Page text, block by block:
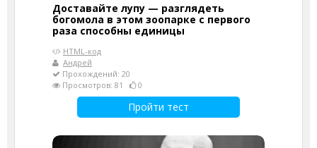
Доставайте лупу — разглядеть
богомола в этом зоопарке с первого
раза способны единицы
HTML-код
Андрей
Прохождений: 20
Просмотров: 81
0
Пройти тест